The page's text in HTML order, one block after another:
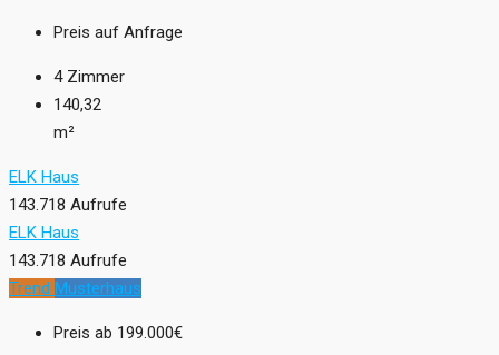
Preis auf Anfrage
4 Zimmer
140,32
m²
ELK Haus
143.718 Aufrufe
ELK Haus
143.718 Aufrufe
Trend Musterhaus
Preis ab 199.000€